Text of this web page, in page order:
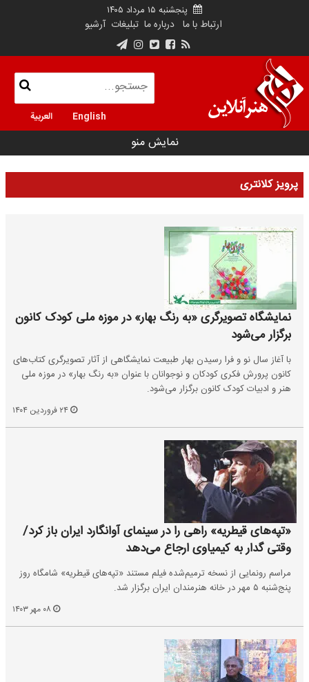
پنجشنبه ۱۵ مرداد ۱۴۰۵
ارتباط با ما درباره ما تبلیغات آرشیو
English العربية
نمایش منو
پرویز کلانتری
نمایشگاه تصویرگری «به رنگ بهار» در موزه ملی کودک کانون
برگزار می‌شود
با آغاز سال نو و فرا رسیدن بهار طبیعت نمایشگاهی از آثار تصویرگری کتاب‌های
کانون پرورش فکری کودکان و نوجوانان با عنوان «به رنگ بهار» در موزه ملی
هنر و ادبیات کودک کانون برگزار می‌شود.
«تپه‌های قیطریه» راهی را در سینمای آوانگارد ایران باز کرد/
وقتی گدار به کیمیاوی ارجاع می‌دهد
مراسم رونمایی از نسخه ترمیم‌شده فیلم مستند «تپه‌های قیطریه» شامگاه روز
پنج‌شنبه ۵ مهر در خانه هنرمندان ایران برگزار شد.